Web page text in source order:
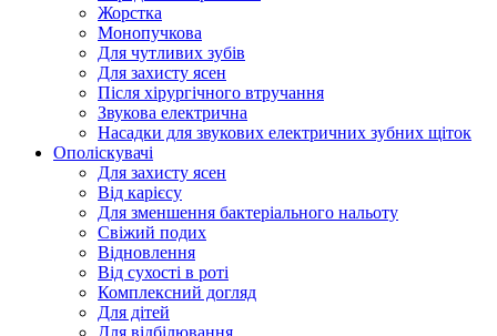
Жорстка
Монопучкова
Для чутливих зубів
Для захисту ясен
Після хірургічного втручання
Звукова електрична
Насадки для звукових електричних зубних щіток
Ополіскувачі
Для захисту ясен
Від карієсу
Для зменшення бактеріального нальоту
Свіжий подих
Відновлення
Від сухості в роті
Комплексний догляд
Для дітей
Для відбілювання